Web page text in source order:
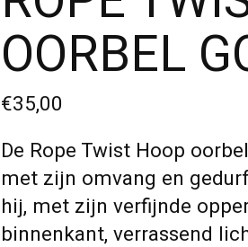
OORBEL
€35,00
De Rope Twist Hoop
met zijn omvang en
hij, met zijn verfijnde
binnenkant, verrassend